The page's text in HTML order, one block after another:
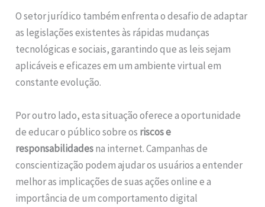
O setor jurídico também enfrenta o desafio de adaptar
as legislações existentes às rápidas mudanças
tecnológicas e sociais, garantindo que as leis sejam
aplicáveis e eficazes em um ambiente virtual em
constante evolução.
Por outro lado, esta situação oferece a oportunidade
de educar o público sobre os riscos e
responsabilidadesna internet. Campanhas de
conscientização podem ajudar os usuários a entender
melhor as implicações de suas ações online e a
importância de um comportamento digital